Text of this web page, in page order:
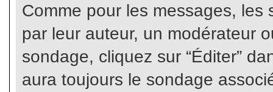
Comme pour les messages,
par leur auteur, un modérateur
sondage, cliquez sur “Éditer”
aura toujours le sondage